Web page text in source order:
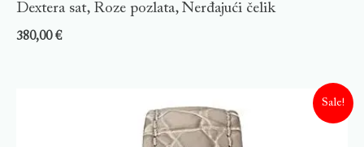
Dextera sat, Roze pozlata, Nerđajući čelik
380,00€
Sale!